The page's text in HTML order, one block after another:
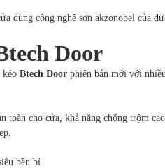
dùng công nghệ sơn akzonobel của
Door
kéo Btech Door phiên bản mới với
toàn cho cửa, khả năng chống trộm
bền bỉ